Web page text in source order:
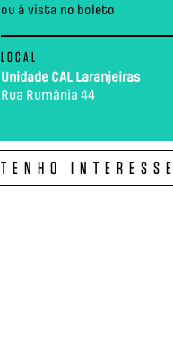
ou à vista no boleto
LOCAL
Unidade CAL Laranjeiras
Rua Rumânia 44
TENHO INTERESSE